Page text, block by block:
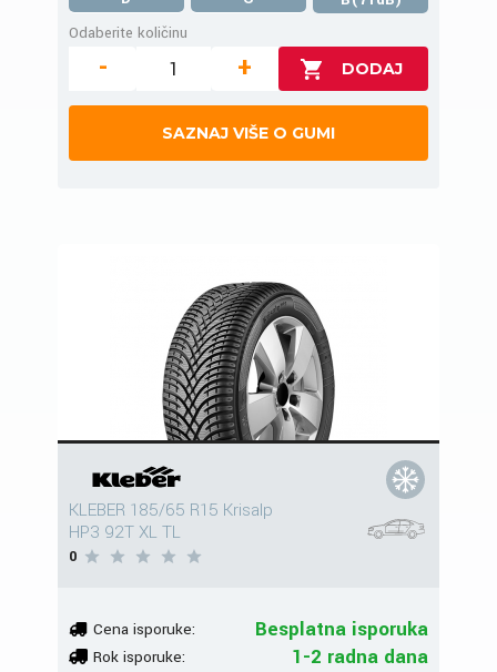
Odaberite količinu
- +
SAZNAJ VIŠE O GUMI
KLEBER 185/65 R15 Krisalp
HP3 92T XL TL
0
Cena isporuke: Besplatna isporuka
Rok isporuke: 1-2 radna dana